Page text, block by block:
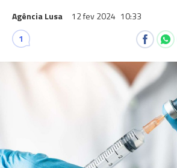
Agência Lusa 12 fev 2024 10:33
1